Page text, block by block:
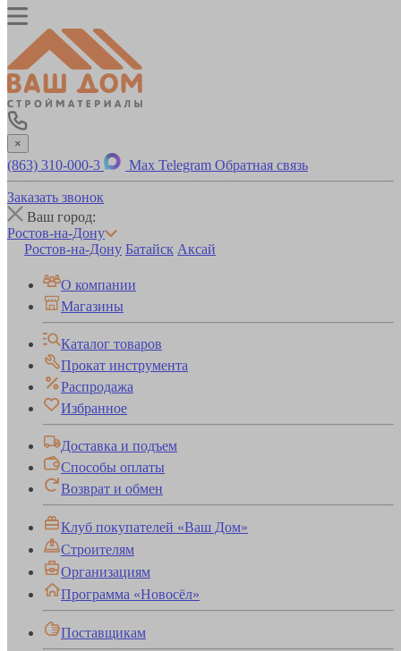
×
(863) 310-000-3 Max Telegram Обратная связь
Заказать звонок
Ваш город:
Ростов-на-Дону
Ростов-на-Дону Батайск Аксай
О компании
Магазины
Каталог товаров
Прокат инструмента
Распродажа
Избранное
Доставка и подъем
Способы оплаты
Возврат и обмен
Клуб покупателей «Ваш Дом»
Строителям
Организациям
Программа «Новосёл»
Поставщикам